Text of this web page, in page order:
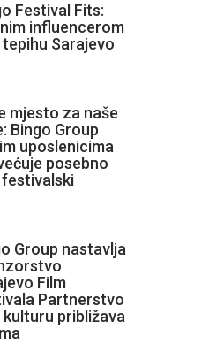
Festival Fits:
influencerom
Sarajevo
mjesto za naše
Bingo Group
uposlenicima
posebno
festivalski
Group nastavlja
Film
Partnerstvo
kulturu približava